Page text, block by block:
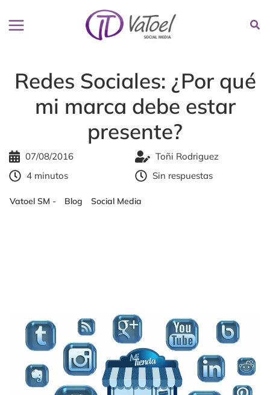
Redes Sociales: ¿Por qué
mi marca debe estar
presente?
07/08/2016
Toñi Rodriguez
4 minutos
Sin respuestas
Vatoel SM - Blog Social Media